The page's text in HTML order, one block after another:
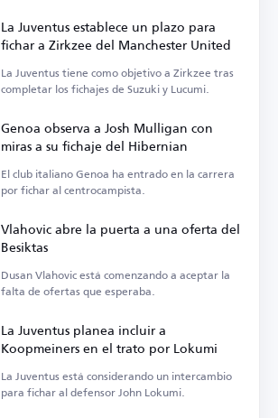
La Juventus establece un plazo para
fichar a Zirkzee del Manchester United
La Juventus tiene como objetivo a Zirkzee tras
completar los fichajes de Suzuki y Lucumi.
Genoa observa a Josh Mulligan con
miras a su fichaje del Hibernian
El club italiano Genoa ha entrado en la carrera
por fichar al centrocampista.
Vlahovic abre la puerta a una oferta del
Besiktas
Dusan Vlahovic está comenzando a aceptar la
falta de ofertas que esperaba.
La Juventus planea incluir a
Koopmeiners en el trato por Lokumi
La Juventus está considerando un intercambio
para fichar al defensor John Lokumi.